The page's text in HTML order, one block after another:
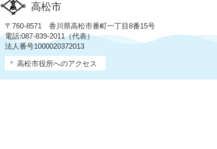
高松市
〒760-8571 香川県高松市番町一丁目8番15号
電話:087-839-2011（代表）
法人番号1000020372013
高松市役所へのアクセス